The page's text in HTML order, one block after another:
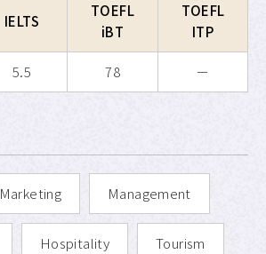
IELTS
TOEFL
iBT
TOEFL
ITP
5.5 78 －
Marketing Management
Hospitality Tourism